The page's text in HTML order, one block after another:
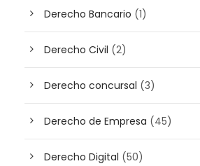
Derecho Bancario (1)
Derecho Civil (2)
Derecho concursal (3)
Derecho de Empresa (45)
Derecho Digital (50)